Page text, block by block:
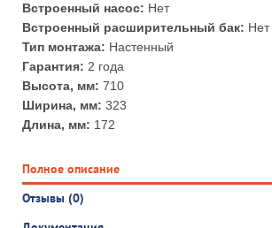
Встроенный насос: Нет
Встроенный расширительный бак: Нет
Тип монтажа: Настенный
Гарантия: 2 года
Высота, мм: 710
Ширина, мм: 323
Длина, мм: 172
Полное описание
Отзывы (0)